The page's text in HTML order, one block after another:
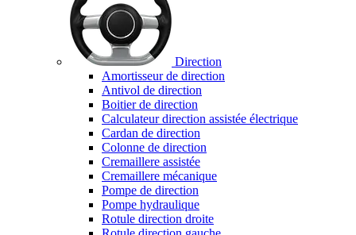
Direction
Amortisseur de direction
Antivol de direction
Boitier de direction
Calculateur direction assistée électrique
Cardan de direction
Colonne de direction
Cremaillere assistée
Cremaillere mécanique
Pompe de direction
Pompe hydraulique
Rotule direction droite